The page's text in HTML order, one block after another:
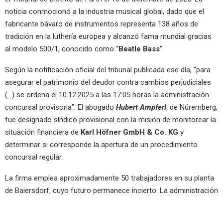
noticia conmocionó a la industria musical global, dado que el
fabricante bávaro de instrumentos representa 138 años de
tradición en la luthería europea y alcanzó fama mundial gracias
al modelo 500/1, conocido como “Beatle Bass“.
Según la notificación oficial del tribunal publicada ese día, “para
asegurar el patrimonio del deudor contra cambios perjudiciales
(…) se ordena el 10.12.2025 a las 17:05 horas la administración
concursal provisoria”. El abogado Hubert Ampferl, de Núremberg,
fue designado síndico provisional con la misión de monitorear la
situación financiera de Karl Höfner GmbH & Co. KG y
determinar si corresponde la apertura de un procedimiento
concursal regular.
La firma emplea aproximadamente 50 trabajadores en su planta
de Baiersdorf, cuyo futuro permanece incierto. La administración